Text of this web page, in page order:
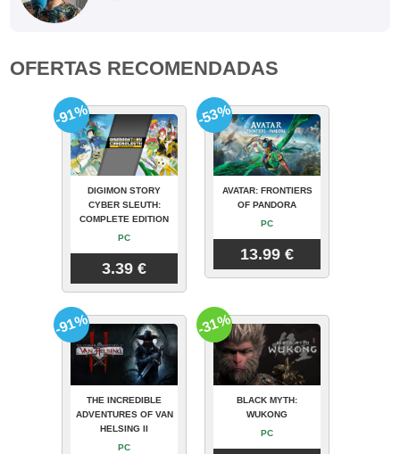
OFERTAS RECOMENDADAS
DIGIMON STORY
CYBER SLEUTH:
COMPLETE EDITION
PC
3.39 €
-91%
AVATAR: FRONTIERS
OF PANDORA
PC
13.99 €
-53%
THE INCREDIBLE
ADVENTURES OF VAN
HELSING II
PC
-91%
BLACK MYTH:
WUKONG
PC
-31%